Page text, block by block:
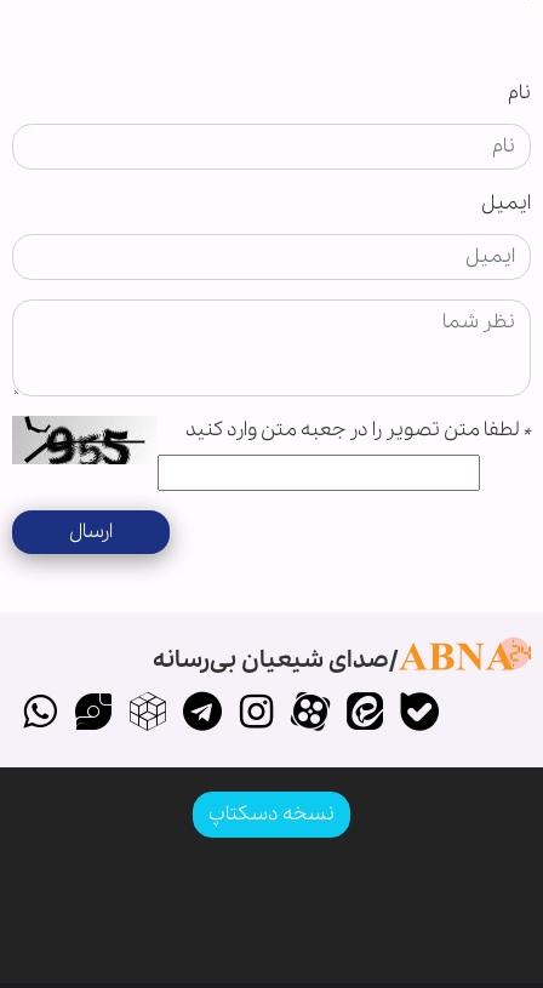
نام
ایمیل
* لطفا متن تصویر را در جعبه متن وارد کنید
ارسال
صدای شیعیان بی‌رسانه
نسخه دسکتاپ